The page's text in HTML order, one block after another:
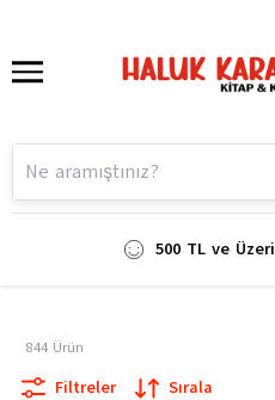
500 TL ve Üzeri
844 Ürün
Filtreler Sırala